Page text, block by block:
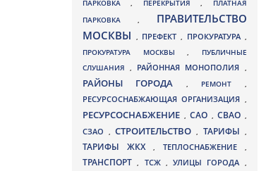
ПАРКОВКА, ПЕРЕКРЫТИЯ,
ПЛАТНАЯ
ПАРКОВКА ,
ПРАВИТЕЛЬСТВО
МОСКВЫ , ПРЕФЕКТ, ПРОКУРАТУРА ,
ПРОКУРАТУРА МОСКВЫ ,
ПУБЛИЧНЫЕ
СЛУШАНИЯ, РАЙОННАЯ МОНОПОЛИЯ ,
РАЙОНЫ ГОРОДА , РЕМОНТ ,
РЕСУРСОСНАБЖАЮЩАЯ ОРГАНИЗАЦИЯ ,
РЕСУРСОСНАБЖЕНИЕ , САО , СВАО ,
СЗАО ,СТРОИТЕЛЬСТВО, ТАРИФЫ ,
ТАРИФЫ ЖКХ , ТЕПЛОСНАБЖЕНИЕ ,
ТРАНСПОРТ, ТСЖ , УЛИЦЫ ГОРОДА ,